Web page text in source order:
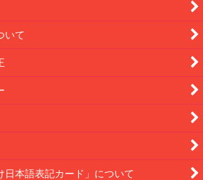
いて
日本語表記カード」について